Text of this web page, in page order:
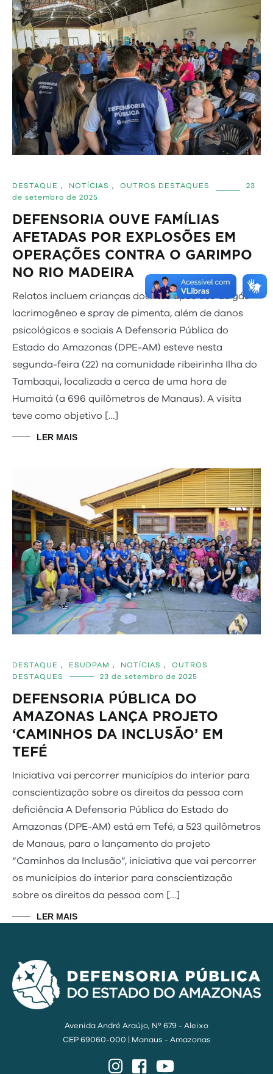
DESTAQUE , NOTÍCIAS , OUTROS DESTAQUES
23
de setembro de 2025
DEFENSORIA OUVE FAMÍLIAS
AFETADAS POR EXPLOSÕES EM
OPERAÇÕES CONTRA O GARIMPO
NO RIO MADEIRA
Relatos incluem crianças doentes após uso de gás
lacrimogêneo e spray de pimenta, além de danos
psicológicos e sociais A Defensoria Pública do
Estado do Amazonas (DPE-AM) esteve nesta
segunda-feira (22) na comunidade ribeirinha Ilha do
Tambaqui, localizada a cerca de uma hora de
Humaitá (a 696 quilômetros de Manaus). A visita
teve como objetivo […]
LER MAIS
DESTAQUE , ESUDPAM , NOTÍCIAS ,
OUTROS
DESTAQUES
23 de setembro de 2025
DEFENSORIA PÚBLICA DO
AMAZONAS LANÇA PROJETO
‘CAMINHOS DA INCLUSÃO’ EM
TEFÉ
Iniciativa vai percorrer municípios do interior para
conscientização sobre os direitos da pessoa com
deficiência A Defensoria Pública do Estado do
Amazonas (DPE-AM) está em Tefé, a 523 quilômetros
de Manaus, para o lançamento do projeto
“Caminhos da Inclusão”, iniciativa que vai percorrer
os municípios do interior para conscientização
sobre os direitos da pessoa com […]
LER MAIS
Avenida André Araújo, Nº 679 - Aleixo
CEP 69060-000 | Manaus - Amazonas
InstagramFacebook